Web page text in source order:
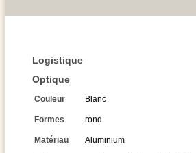
Logistique
Optique
Couleur Blanc
Formes rond
Matériau Aluminium